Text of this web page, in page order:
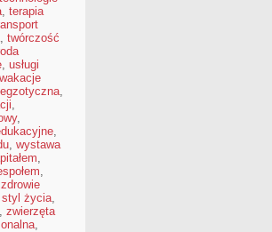
, terapia
, twórczość
, usługi
wakacje
,
,
,
,
, wystawa
,
,
zdrowie
styl życia,
, zwierzęta
,